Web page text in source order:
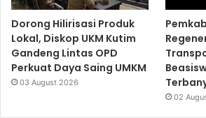
Dorong Hilirisasi Produk
Lokal, Diskop UKM Kutim
Gandeng Lintas OPD
Perkuat Daya Saing UMKM
03 August 2026
02